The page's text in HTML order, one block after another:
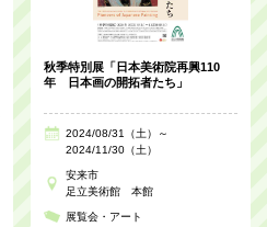
秋季特別展「日本美術院再興110
年 日本画の開拓者たち」
2024/08/31（土）～
2024/11/30（土）
安来市
足立美術館 本館
展覧会・アート